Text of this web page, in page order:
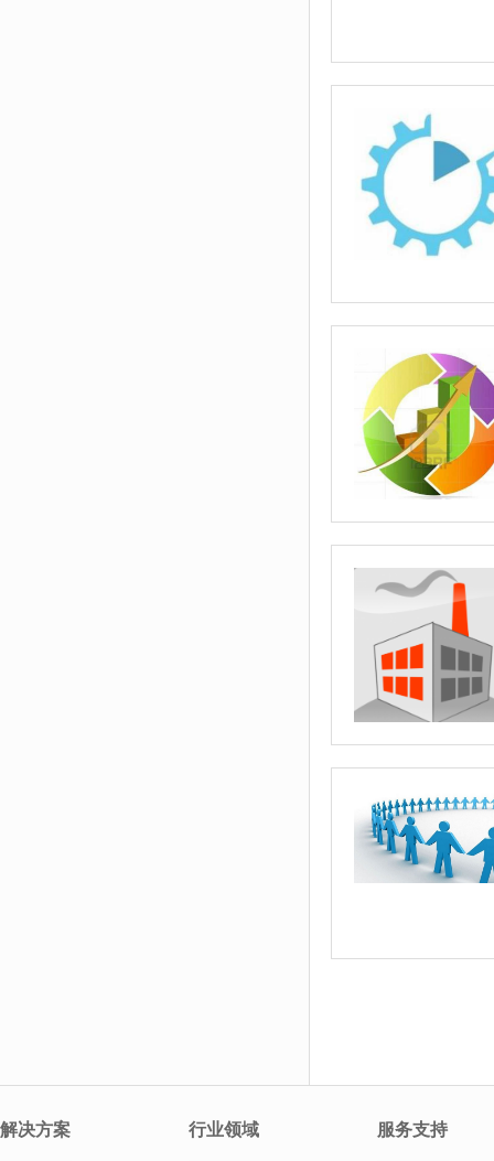
解决方案 行业领域 服务支持